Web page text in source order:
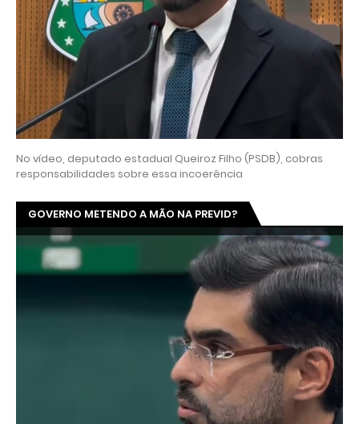
No vídeo, deputado estadual Queiroz Filho (PSDB), cobras
responsabilidades sobre essa incoerência
GOVERNO METENDO A MÃO NA PREVID?